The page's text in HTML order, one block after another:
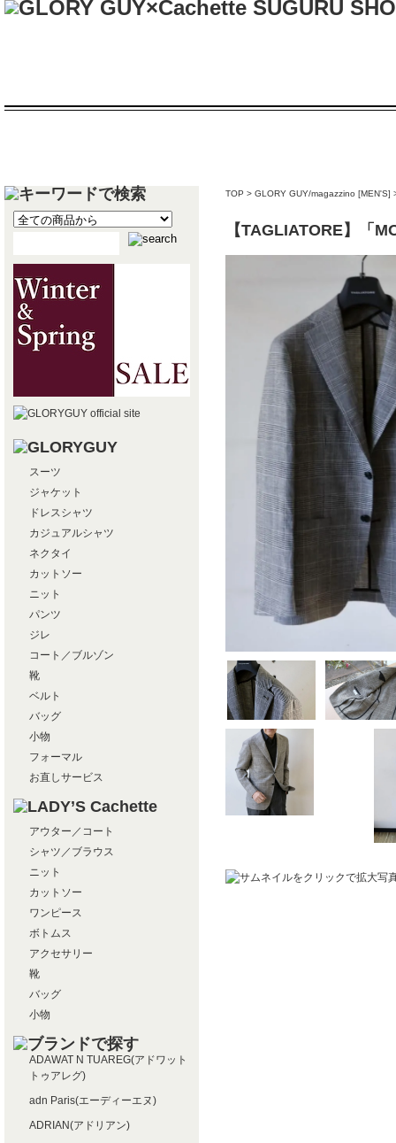
TOP > GLORY GUY/magazzino [MEN'S]
【TAGLIATORE】「
スーツ
ジャケット
ドレスシャツ
カジュアルシャツ
ネクタイ
カットソー
ニット
パンツ
ジレ
コート／ブルゾン
靴
ベルト
バッグ
小物
フォーマル
お直しサービス
アウター／コート
シャツ／ブラウス
ニット
カットソー
ワンピース
ボトムス
アクセサリー
靴
バッグ
小物
ADAWAT N TUAREG(アドワット
トゥアレグ)
adn Paris(エーディーエヌ)
ADRIAN(アドリアン)